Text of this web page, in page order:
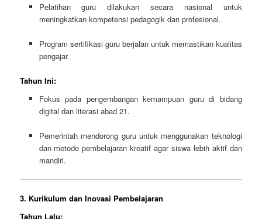
Pelatihan guru dilakukan secara nasional untuk
meningkatkan kompetensi pedagogik dan profesional.
Program sertifikasi guru berjalan untuk memastikan kualitas
pengajar.
Tahun Ini:
Fokus pada pengembangan kemampuan guru di bidang
digital dan literasi abad 21.
Pemerintah mendorong guru untuk menggunakan teknologi
dan metode pembelajaran kreatif agar siswa lebih aktif dan
mandiri.
3. Kurikulum dan Inovasi Pembelajaran
Tahun Lalu: